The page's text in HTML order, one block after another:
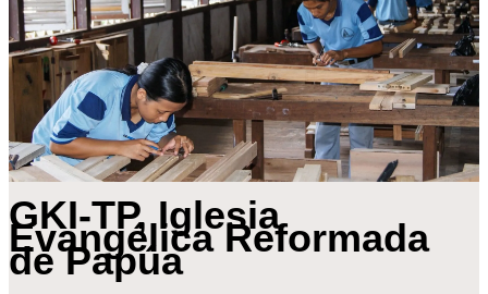
GKI-TP, Iglesia
Evangélica Reformada
de Papúa